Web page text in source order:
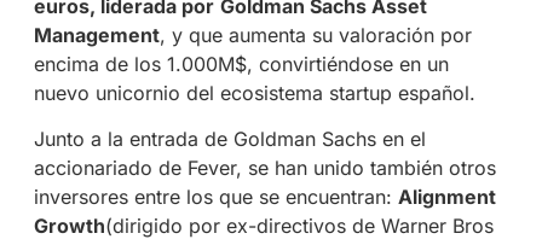
euros, liderada por Goldman Sachs Asset
Management, y que aumenta su valoración por
encima de los 1.000M$, convirtiéndose en un
nuevo unicornio del ecosistema startup español.
Junto a la entrada de Goldman Sachs en el
accionariado de Fever, se han unido también otros
inversores entre los que se encuentran: Alignment
Growth(dirigido por ex-directivos de Warner Bros